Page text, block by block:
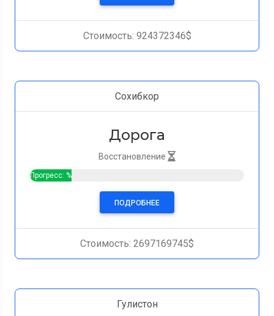
Стоимость: 924372346$
Сохибкор
Дорога
Восстановление
Прогресс: %
ПОДРОБНЕЕ
Стоимость: 2697169745$
Гулистон